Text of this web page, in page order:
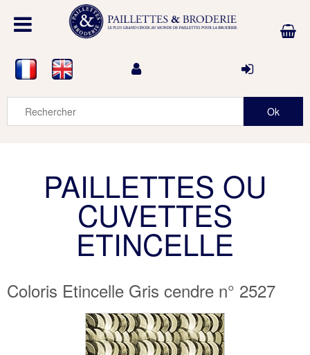
PAILLETTES OU
CUVETTES
ETINCELLE
Coloris Etincelle Gris cendre n° 2527